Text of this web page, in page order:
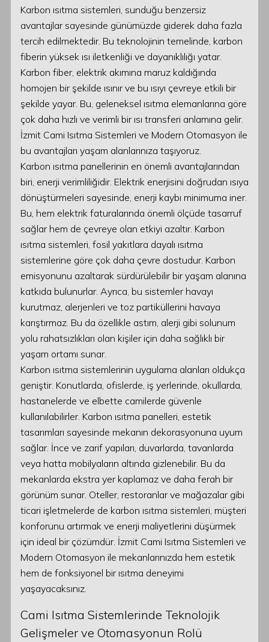
Karbon ısıtma sistemleri, sunduğu benzersiz
avantajlar sayesinde günümüzde giderek daha fazla
tercih edilmektedir. Bu teknolojinin temelinde, karbon
fiberin yüksek ısı iletkenliği ve dayanıklılığı yatar.
Karbon fiber, elektrik akımına maruz kaldığında
homojen bir şekilde ısınır ve bu ısıyı çevreye etkili bir
şekilde yayar. Bu, geleneksel ısıtma elemanlarına göre
çok daha hızlı ve verimli bir ısı transferi anlamına gelir.
İzmit Cami Isıtma Sistemleri ve Modern Otomasyon ile
bu avantajları yaşam alanlarınıza taşıyoruz.
Karbon ısıtma panellerinin en önemli avantajlarından
biri, enerji verimliliğidir. Elektrik enerjisini doğrudan ısıya
dönüştürmeleri sayesinde, enerji kaybı minimuma iner.
Bu, hem elektrik faturalarında önemli ölçüde tasarruf
sağlar hem de çevreye olan etkiyi azaltır. Karbon
ısıtma sistemleri, fosil yakıtlara dayalı ısıtma
sistemlerine göre çok daha çevre dostudur. Karbon
emisyonunu azaltarak sürdürülebilir bir yaşam alanına
katkıda bulunurlar. Ayrıca, bu sistemler havayı
kurutmaz, alerjenleri ve toz partiküllerini havaya
karıştırmaz. Bu da özellikle astım, alerji gibi solunum
yolu rahatsızlıkları olan kişiler için daha sağlıklı bir
yaşam ortamı sunar.
Karbon ısıtma sistemlerinin uygulama alanları oldukça
geniştir. Konutlarda, ofislerde, iş yerlerinde, okullarda,
hastanelerde ve elbette camilerde güvenle
kullanılabilirler. Karbon ısıtma panelleri, estetik
tasarımları sayesinde mekanın dekorasyonuna uyum
sağlar. İnce ve zarif yapıları, duvarlarda, tavanlarda
veya hatta mobilyaların altında gizlenebilir. Bu da
mekanlarda ekstra yer kaplamaz ve daha ferah bir
görünüm sunar. Oteller, restoranlar ve mağazalar gibi
ticari işletmelerde de karbon ısıtma sistemleri, müşteri
konforunu artırmak ve enerji maliyetlerini düşürmek
için ideal bir çözümdür. İzmit Cami Isıtma Sistemleri ve
Modern Otomasyon ile mekanlarınızda hem estetik
hem de fonksiyonel bir ısıtma deneyimi
yaşayacaksınız.
Cami Isıtma Sistemlerinde Teknolojik
Gelişmeler ve Otomasyonun Rolü